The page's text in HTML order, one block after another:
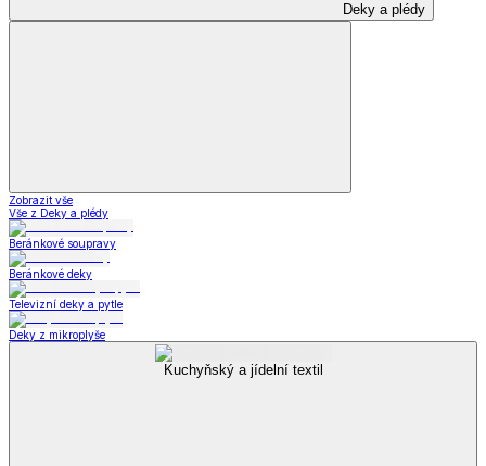
Deky a plédy
Zobrazit vše
Vše z Deky a plédy
Beránkové soupravy
Beránkové deky
Televizní deky a pytle
Deky z mikroplyše
Kuchyňský a jídelní textil